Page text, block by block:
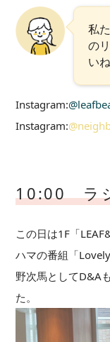
私
の
い
Instagram:
Instagram:
10:00 ラ
この日は1F「
ハマの番組「
野次馬としてD&A
た。